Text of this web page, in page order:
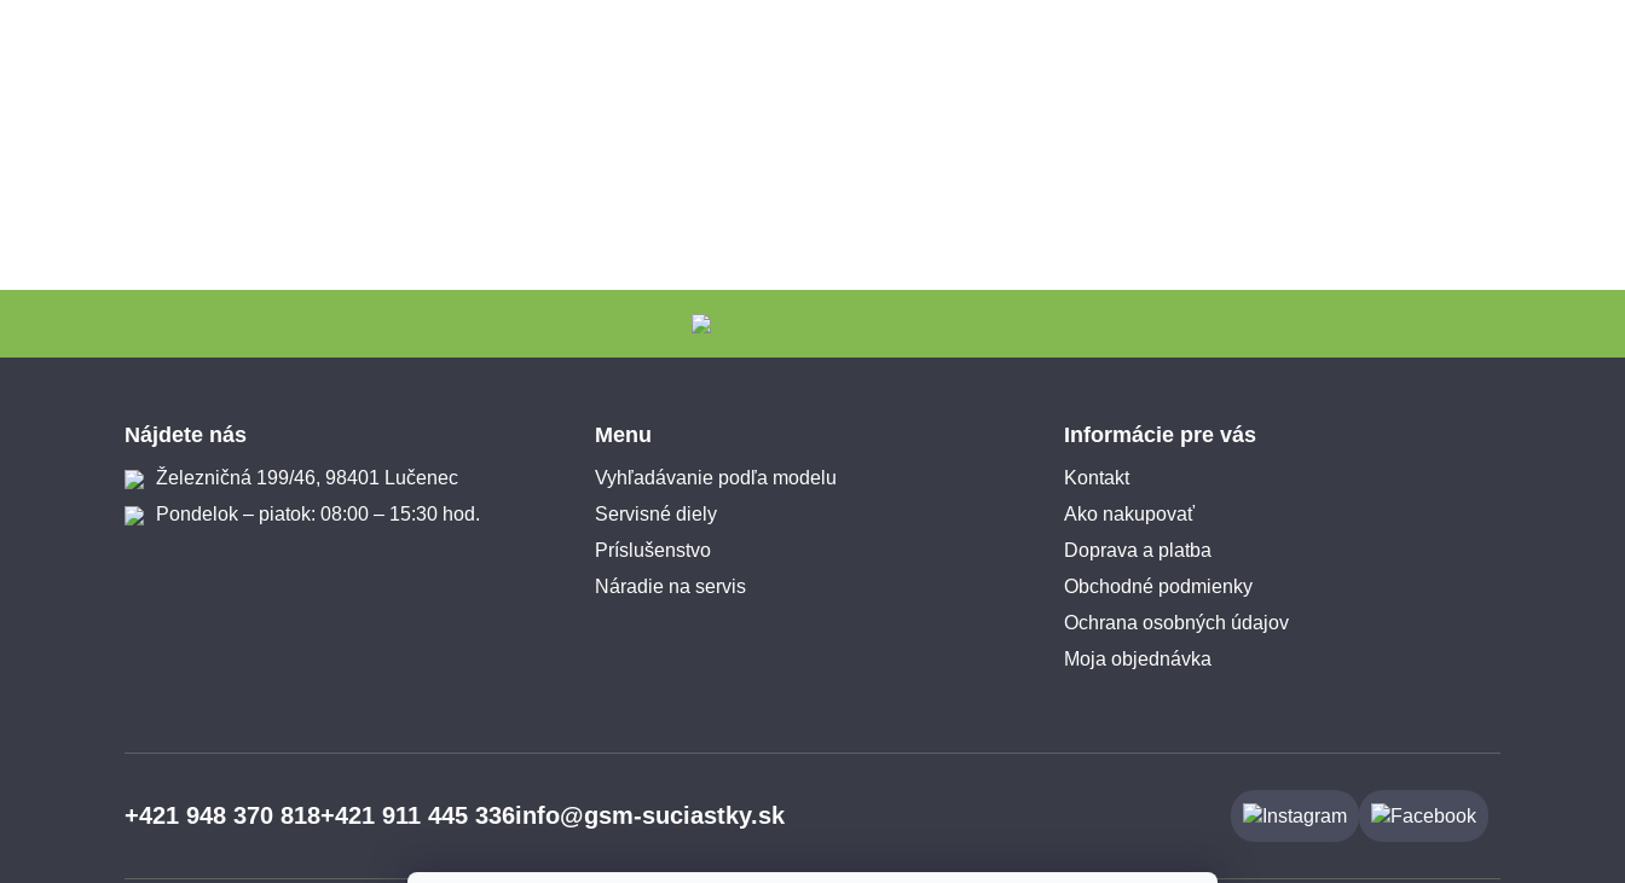
Nájdete nás
Železničná 199/46, 98401 Lučenec
Pondelok – piatok: 08:00 – 15:30 hod.
Menu
Vyhľadávanie podľa modelu
Servisné diely
Príslušenstvo
Náradie na servis
Informácie pre vás
Kontakt
Ako nakupovať
Doprava a platba
Obchodné podmienky
Ochrana osobných údajov
Moja objednávka
+421 948 370 818+421 911 445 336info@gsm-suciastky.sk